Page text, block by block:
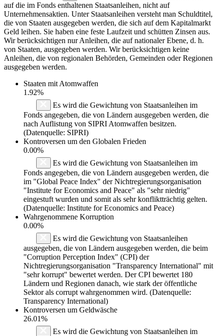
auf die im Fonds enthaltenen Staatsanleihen, nicht auf
Unternehmensaktien. Unter Staatsanleihen versteht man Schuldtitel,
die von Staaten ausgegeben werden, die sich auf dem Kapitalmarkt
Geld leihen. Sie haben eine feste Laufzeit und schütten Zinsen aus.
Wir berücksichtigen nur Anleihen, die auf nationaler Ebene, d. h.
von Staaten, ausgegeben werden. Wir berücksichtigen keine
Anleihen, die von regionalen Behörden, Gemeinden oder Regionen
ausgegeben werden.
Staaten mit Atomwaffen
1.92%
Es wird die Gewichtung von Staatsanleihen im
Fonds angegeben, die von Ländern ausgegeben werden, die
nach Auflistung von SIPRI Atomwaffen besitzen.
(Datenquelle: SIPRI)
Kontroversen um den Globalen Frieden
0.00%
Es wird die Gewichtung von Staatsanleihen im
Fonds angegeben, die von Ländern ausgegeben werden, die
im "Global Peace Index" der Nichtregierungsorganisation
"Institute for Economics and Peace" als "sehr niedrig"
eingestuft wurden und somit als sehr konfliktträchtig gelten.
(Datenquelle: Institute for Economics and Peace)
Wahrgenommene Korruption
0.00%
Es wird die Gewichtung von Staatsanleihen
ausgegeben, die von Ländern ausgegeben werden, die beim
"Corruption Perception Index" (CPI) der
Nichtregierungsorganisation "Transparency International" mit
"sehr korrupt" bewertet werden. Der CPI bewertet 180
Ländern und Regionen danach, wie stark der öffentliche
Sektor als corrupt wahrgenommen wird. (Datenquelle:
Transparency International)
Kontroversen um Geldwäsche
26.01%
Es wird die Gewichtung von Staatsanleihen im